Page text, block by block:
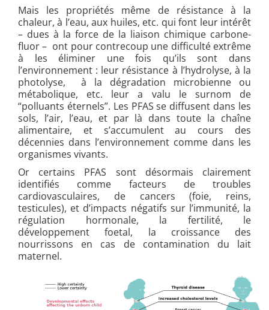
Mais les propriétés même de résistance à la
chaleur, à l’eau, aux huiles, etc. qui font leur intérêt
– dues à la force de la liaison chimique carbone-
fluor – ont pour contrecoup une difficulté extrême
à les éliminer une fois qu’ils sont dans
l’environnement : leur résistance à l’hydrolyse, à la
photolyse, à la dégradation microbienne ou
métabolique, etc. leur a valu le surnom de
“polluants éternels”. Les PFAS se diffusent dans les
sols, l’air, l’eau, et par là dans toute la chaîne
alimentaire, et s’accumulent au cours des
décennies dans l’environnement comme dans les
organismes vivants.
Or certains PFAS sont désormais clairement
identifiés comme facteurs de troubles
cardiovasculaires, de cancers (foie, reins,
testicules), et d’impacts négatifs sur l’immunité, la
régulation hormonale, la fertilité, le
développement foetal, la croissance des
nourrissons en cas de contamination du lait
maternel.